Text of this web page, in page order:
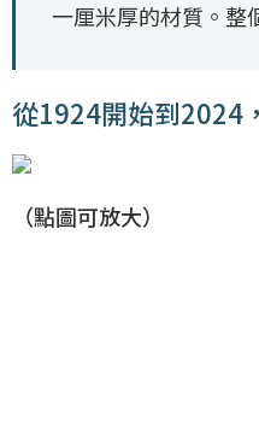
一厘米厚的材質。整
從1924開始到2024
（點圖可放大）